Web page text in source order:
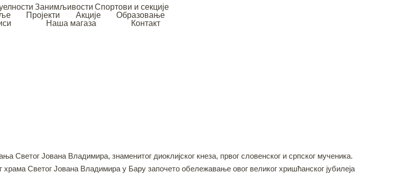
Занимљивости Спортови и секције
Пројекти Акције
Образовање
Наша магаза Контакт
Светог Јована Владимира, знаменитог диоклијског кнеза, првог словенског и српског мученика.
Светог Јована Владимира у Бару започето обележавање овог великог хришћанског јубилеја